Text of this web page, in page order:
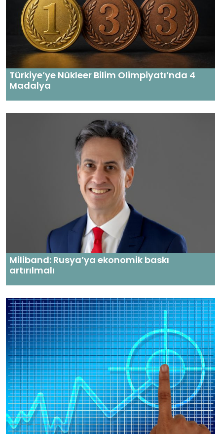
Türkiye’ye Nükleer Bilim Olimpiyatı’nda 4
Madalya
Miliband: Rusya’ya ekonomik baskı
artırılmalı